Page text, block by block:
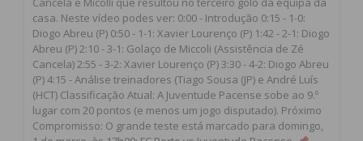
casa. Neste vídeo podes ver: 0:00 - Introdução 0:15 - 1-0:
Diogo Abreu (P) 0:50 - 1-1: Xavier Lourenço (P) 1:42 - 2-1: Diogo
Abreu (P) 2:10 - 3-1: Golaço de Miccoli (Assistência de Zé
Cancela) 2:55 - 3-2: Xavier Lourenço (P) 3:30 - 4-2: Diogo Abreu
(P) 4:15 - Análise treinadores (Tiago Sousa (JP) e André Luís
(HCT) Classificação Atual: A Juventude Pacense sobe ao 9.º
lugar com 20 pontos (e menos um jogo disputado). Próximo
Compromisso: O grande teste está marcado para domingo,